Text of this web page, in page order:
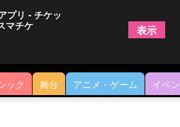
ック 舞台 アニメ・ゲーム イベ
プリ - チケッ
マチケ 表示